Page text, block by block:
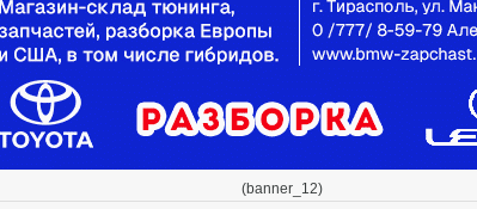
(banner_12)